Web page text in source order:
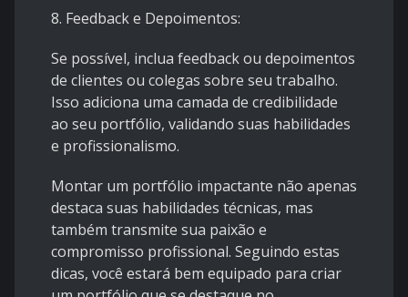
8. Feedback e Depoimentos:
Se possível, inclua feedback ou depoimentos
de clientes ou colegas sobre seu trabalho.
Isso adiciona uma camada de credibilidade
ao seu portfólio, validando suas habilidades
e profissionalismo.
Montar um portfólio impactante não apenas
destaca suas habilidades técnicas, mas
também transmite sua paixão e
compromisso profissional. Seguindo estas
dicas, você estará bem equipado para criar